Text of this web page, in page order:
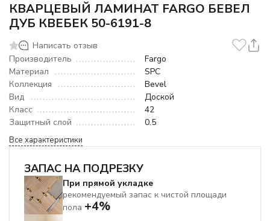
КВАРЦЕВЫЙ ЛАМИНАТ FARGO БЕВЕЛ
ДУБ КВЕБЕК 50-6191-8
Написать отзыв
Производитель
Fargo
Материал
SPC
Коллекция
Bevel
Вид
Доской
Класс
42
Защитный слой
0.5
Все характеристики
ЗАПАС НА ПОДРЕЗКУ
При прямой укладке
рекомендуемый запас к чистой площади
пола +4%